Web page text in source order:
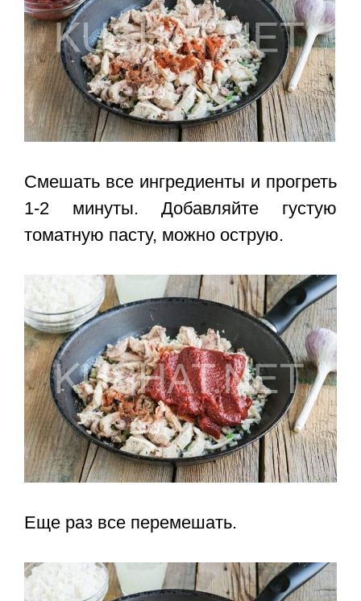
Смешать все ингредиенты и прогреть
1-2 минуты. Добавляйте густую
томатную пасту, можно острую.
Еще раз все перемешать.